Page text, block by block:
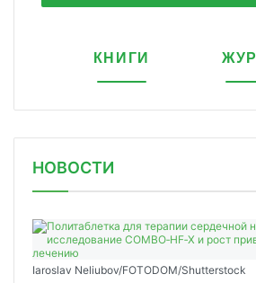
КНИГИ
НОВОСТИ
Iaroslav Neliubov/FOTODOM/Shutterstoсk